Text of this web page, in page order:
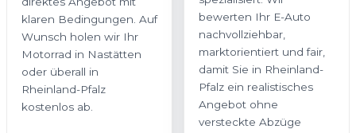
Jetzt Motorrad
bewerten
erhalten.
Jetzt E-Auto